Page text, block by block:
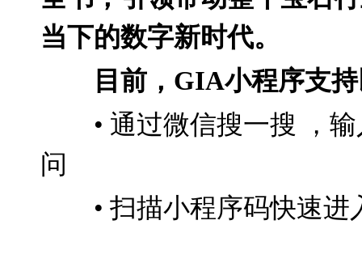
当下的数字新时代。
目前， GIA小程序支
• 通过微信搜一搜
，
问
• 扫描小程序码快速进